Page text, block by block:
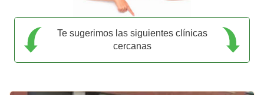
Te sugerimos las siguientes clínicas
cercanas